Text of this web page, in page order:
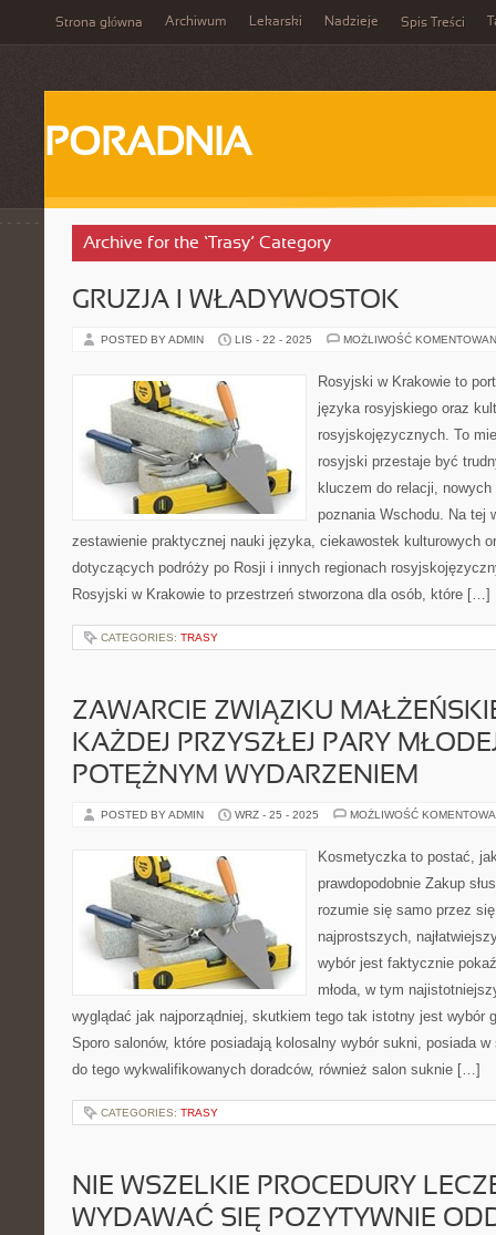
Strona główna Archiwum Lekarski Nadzieje Spis Treści
PORADNIA
Archive for the ‘Trasy’ Category
GRUZJA I WŁADYWOSTOK
POSTED BY ADMIN LIS - 22 - 2025 MOŻLIWOŚĆ
Rosyjski w Krakowie to
języka rosyjskiego oraz
rosyjskojęzycznych. To
rosyjski przestaje być
kluczem do relacji,
poznania Wschodu. Na tej
zestawienie praktycznej nauki języka, ciekawostek kulturowych
dotyczących podróży po Rosji i innych regionach
Rosyjski w Krakowie to przestrzeń stworzona dla osób, które […]
CATEGORIES: TRASY
ZAWARCIE ZWIĄZKU
KAŻDEJ PRZYSZŁEJ PARY
POTĘŻNYM WYDARZENIEM
POSTED BY ADMIN WRZ - 25 - 2025 MOŻLIWOŚĆ
Kosmetyczka to postać,
prawdopodobnie Zakup
rozumie się samo przez
najprostszych,
wybór jest faktycznie
młoda, w tym
wyglądać jak najporządniej, skutkiem tego tak istotny jest wybór
Sporo salonów, które posiadają kolosalny wybór sukni, posiada w
do tego wykwalifikowanych doradców, również salon suknie […]
CATEGORIES: TRASY
NIE WSZELKIE PROCEDURY
WYDAWAĆ SIĘ POZYTYWNIE